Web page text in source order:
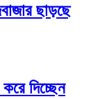
ছাড়ছে
করে দিচ্ছেন